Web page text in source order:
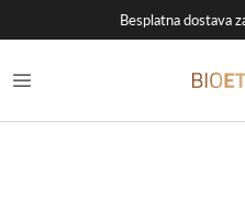
Besplatna dostava